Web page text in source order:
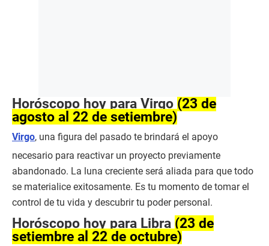
Horóscopo hoy para Virgo (23 de
agosto al 22 de setiembre)
Virgo, una figura del pasado te brindará el apoyo
necesario para reactivar un proyecto previamente
abandonado. La luna creciente será aliada para que todo
se materialice exitosamente. Es tu momento de tomar el
control de tu vida y descubrir tu poder personal.
Horóscopo hoy para Libra (23 de
setiembre al 22 de octubre)